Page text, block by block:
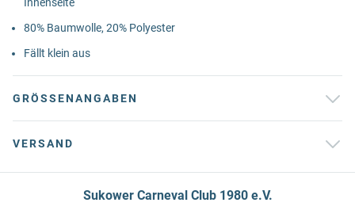
80% Baumwolle, 20% Polyester
Fällt klein aus
GRÖSSENANGABEN
VERSAND
Sukower Carneval Club 1980 e.V.